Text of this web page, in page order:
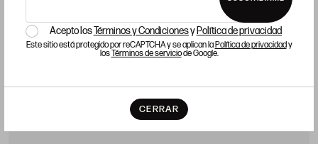
Acepto losTérminos y Condicionesy Política de privacidad
Este sitio está protegido por reCAPTCHA y se aplican laPolítica de privacidady
losTérminos de serviciode Google.
CERRAR